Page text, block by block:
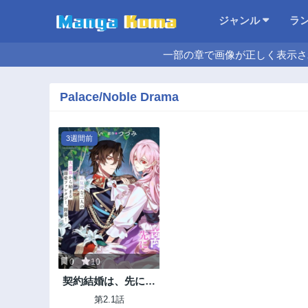
ジャンル ラ
一部の章で画像が正しく表示
Palace/Noble Drama
3週間前
0 10
契約結婚は、先に離
婚を言い出したほう
第2.1話